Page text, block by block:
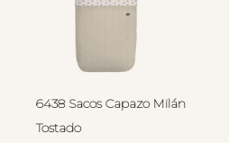
6438 Sacos Capazo Milán
Tostado